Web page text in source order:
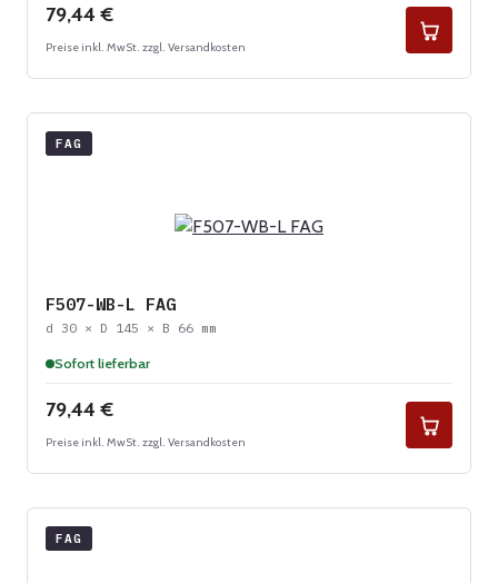
Regulärer Preis:
79,44 €
Preise inkl. MwSt. zzgl. Versandkosten
FAG
F507-WB-L FAG
d 30 × D 145 × B 66 mm
Sofort lieferbar
Regulärer Preis:
79,44 €
Preise inkl. MwSt. zzgl. Versandkosten
FAG